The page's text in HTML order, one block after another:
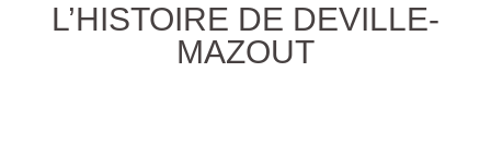
L’HISTOIRE DE DEVILLE-
MAZOUT